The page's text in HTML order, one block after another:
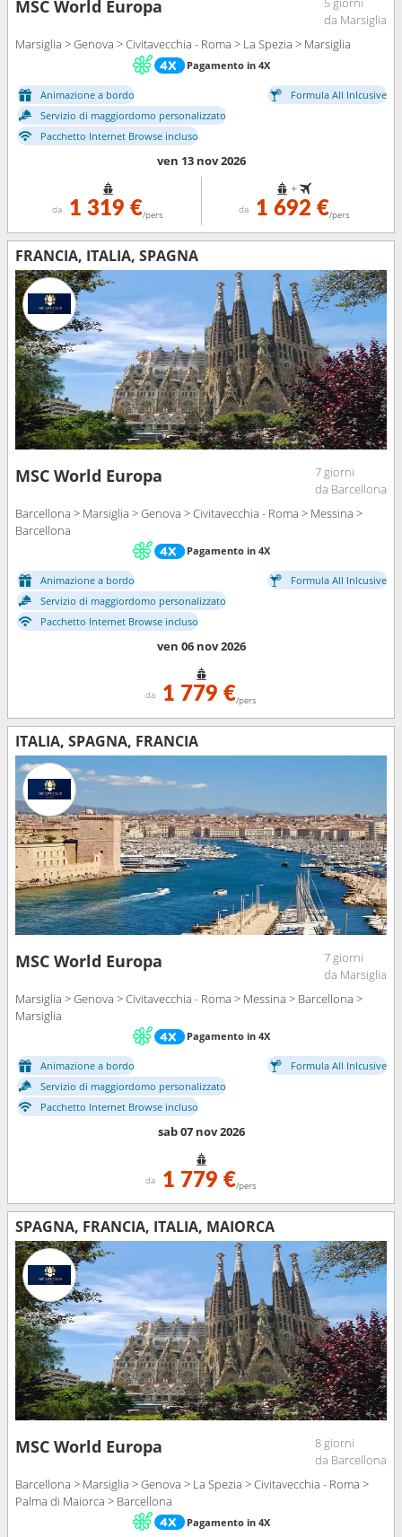
MSC World Europa
da Marsiglia
Marsiglia > Genova > Civitavecchia - Roma > La Spezia > Marsiglia
Pagamento in 4X
Animazione a bordo
Formula All Inlcusive
Servizio di maggiordomo personalizzato
Pacchetto Internet Browse incluso
ven 13 nov 2026
da 1 319 €/pers
+
da 1 692 €/pers
FRANCIA, ITALIA, SPAGNA
MSC World Europa
7 giorni
da Barcellona
Barcellona > Marsiglia > Genova > Civitavecchia - Roma > Messina >
Barcellona
Pagamento in 4X
Animazione a bordo
Formula All Inlcusive
Servizio di maggiordomo personalizzato
Pacchetto Internet Browse incluso
ven 06 nov 2026
da 1 779 €/pers
ITALIA, SPAGNA, FRANCIA
MSC World Europa
7 giorni
da Marsiglia
Marsiglia > Genova > Civitavecchia - Roma > Messina > Barcellona >
Marsiglia
Pagamento in 4X
Animazione a bordo
Formula All Inlcusive
Servizio di maggiordomo personalizzato
Pacchetto Internet Browse incluso
sab 07 nov 2026
da 1 779 €/pers
SPAGNA, FRANCIA, ITALIA, MAIORCA
MSC World Europa
8 giorni
da Barcellona
Barcellona > Marsiglia > Genova > La Spezia > Civitavecchia - Roma >
Palma di Maiorca > Barcellona
Pagamento in 4X